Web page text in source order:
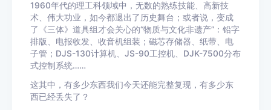
1960年代的理工科领域中，无数的熟练技能、高新技
术、伟大功业，如今都退出了历史舞台；或者说，变成
了《三体》道具组才会关心的“物质与文化非遗产”：铅字
排版、电报收发、收音机组装；磁芯存储器、纸带、电
子管；DJS-130计算机、JS-90工控机、DJK-7500分布
式控制系统……
这其中，有多少东西我们今天还能完整复现，有多少东
西已经丢失了？